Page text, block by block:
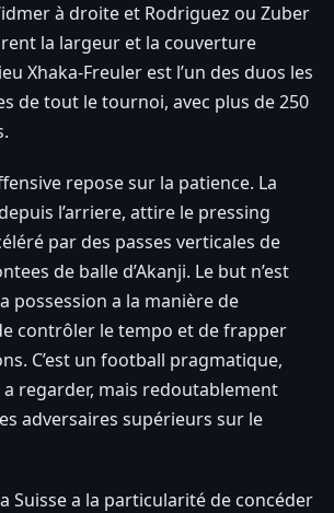
à droite et Rodriguez ou Zuber
la largeur et la couverture
Xhaka-Freuler est l’un des duos les
de tout le tournoi, avec plus de 250
repose sur la patience. La
l’arriere, attire le pressing
par des passes verticales de
de balle d’Akanji. Le but n’est
possession a la manière de
contrôler le tempo et de frapper
C’est un football pragmatique,
regarder, mais redoutablement
adversaires supérieurs sur le
Suisse a la particularité de concéder